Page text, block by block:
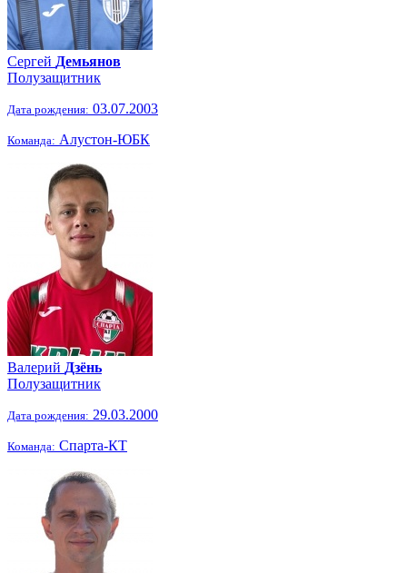
Сергей Демьянов
Полузащитник
Дата рождения: 03.07.2003
Команда: Алустон-ЮБК
Валерий Дзёнь
Полузащитник
Дата рождения: 29.03.2000
Команда: Спарта-КТ